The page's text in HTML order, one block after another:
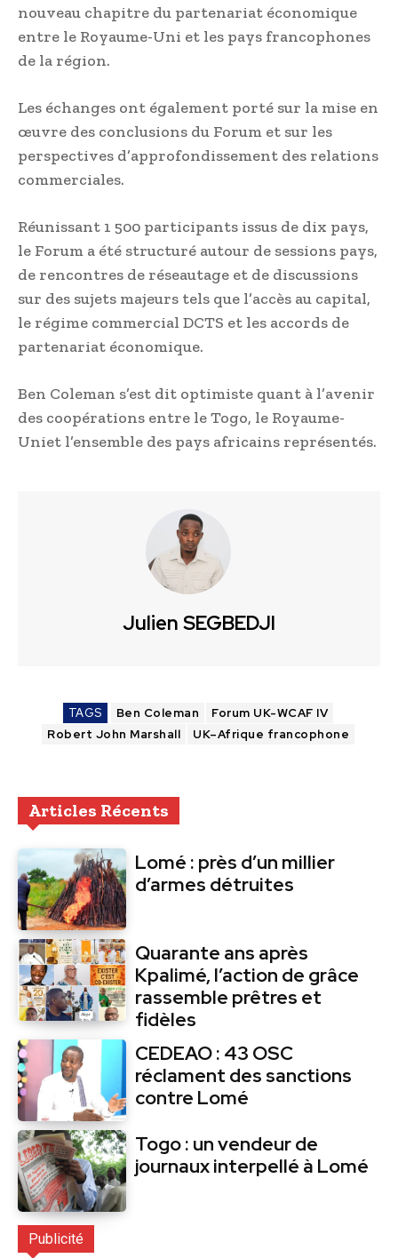
nouveau chapitre du partenariat économique
entre le Royaume-Uni et les pays francophones
de la région.
Les échanges ont également porté sur la mise en
œuvre des conclusions du Forum et sur les
perspectives d’approfondissement des relations
commerciales.
Réunissant 1 500 participants issus de dix pays,
le Forum a été structuré autour de sessions pays,
de rencontres de réseautage et de discussions
sur des sujets majeurs tels que l’accès au capital,
le régime commercial DCTS et les accords de
partenariat économique.
Ben Coleman s’est dit optimiste quant à l’avenir
des coopérations entre le Togo, le Royaume-
Uniet l’ensemble des pays africains représentés.
Julien SEGBEDJI
TAGS Ben Coleman
Forum UK-WCAF IV
Robert John Marshall
UK–Afrique francophone
Articles Récents
Lomé : près d’un millier
d’armes détruites
Quarante ans après
Kpalimé, l’action de grâce
rassemble prêtres et
fidèles
CEDEAO : 43 OSC
réclament des sanctions
contre Lomé
Togo : un vendeur de
journaux interpellé à Lomé
Publicité